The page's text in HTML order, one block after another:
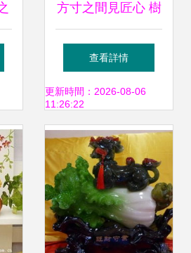
方寸之間見匠心 樹
脂工藝扇的藝術之
美
查看詳情
更新時間：2026-08-06
11:26:22